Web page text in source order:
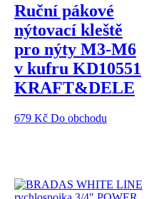
Ruční pákové
nýtovací kleště
pro nýty M3-M6
v kufru KD10551
KRAFT&DELE
679 Kč Do obchodu